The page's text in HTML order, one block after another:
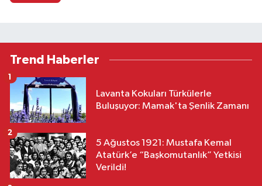
Trend Haberler
Lavanta Kokuları Türkülerle
Buluşuyor: Mamak'ta Şenlik Zamanı
1
5 Ağustos 1921: Mustafa Kemal
Atatürk’e “Başkomutanlık” Yetkisi
Verildi!
2